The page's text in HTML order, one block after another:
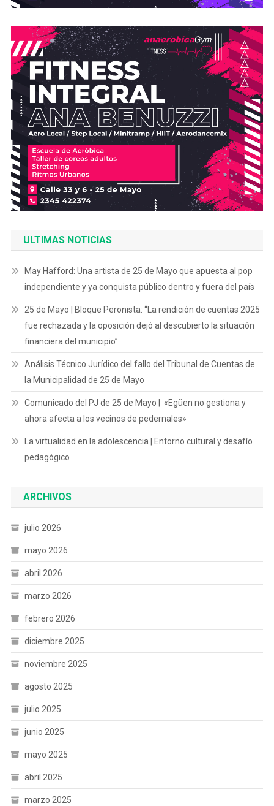
ULTIMAS NOTICIAS
May Hafford: Una artista de 25 de Mayo que apuesta al pop
independiente y ya conquista público dentro y fuera del país
25 de Mayo | Bloque Peronista: “La rendición de cuentas 2025
fue rechazada y la oposición dejó al descubierto la situación
financiera del municipio”
Análisis Técnico Jurídico del fallo del Tribunal de Cuentas de
la Municipalidad de 25 de Mayo
Comunicado del PJ de 25 de Mayo | «Egüen no gestiona y
ahora afecta a los vecinos de pedernales»
La virtualidad en la adolescencia | Entorno cultural y desafío
pedagógico
ARCHIVOS
julio 2026
mayo 2026
abril 2026
marzo 2026
febrero 2026
diciembre 2025
noviembre 2025
agosto 2025
julio 2025
junio 2025
mayo 2025
abril 2025
marzo 2025